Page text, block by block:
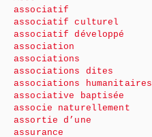
associatif
associatif culturel
associatif développé
association
associations
associations dites
associations humanitaires
associative baptisée
associe naturellement
assortie d’une
assurance